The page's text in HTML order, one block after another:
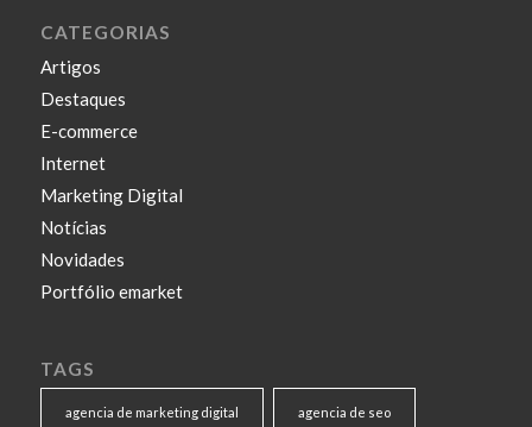
CATEGORIAS
Artigos
Destaques
E-commerce
Internet
Marketing Digital
Notícias
Novidades
Portfólio emarket
TAGS
agencia de marketing digital agencia de seo